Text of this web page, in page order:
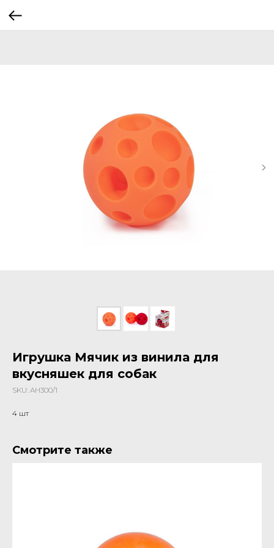
Игрушка Мячик из винила для
вкусняшек для собак
SKU: AH300/1
4 шт
Смотрите также